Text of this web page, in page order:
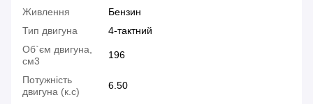
Живлення
Бензин
Тип двигуна
4-тактний
Об`єм двигуна,
см3
196
Потужність
двигуна (к.с)
6.50